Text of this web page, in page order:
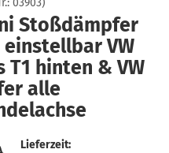
03903)
Stoßdämpfer
VW
T1 hinten & VW
alle
Lieferzeit: